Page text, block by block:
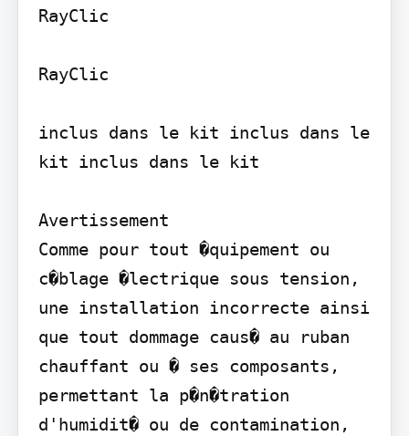
RayClic
RayClic
inclus dans le kit inclus dans le
kit inclus dans le kit
Avertissement
Comme pour tout �quipement ou
c�blage �lectrique sous tension,
une installation incorrecte ainsi
que tout dommage caus� au ruban
chauffant ou � ses composants,
permettant la p�n�tration
d'humidit� ou de contamination,